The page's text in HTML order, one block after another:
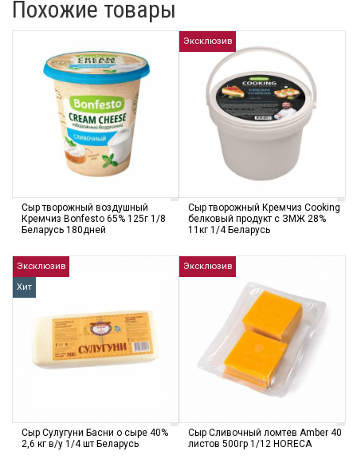
Похожие товары
Сыр творожный воздушный
Кремчиз Bonfesto 65% 125г 1/8
Беларусь 180дней
Эксклюзив
Сыр творожный Кремчиз Cooking
белковый продукт с ЗМЖ 28%
11кг 1/4 Беларусь
Эксклюзив
Хит
Сыр Сулугуни Басни о сыре 40%
2,6 кг в/у 1/4 шт Беларусь
Эксклюзив
Сыр Сливочный ломтев Amber 40
листов 500гр 1/12 HORECA